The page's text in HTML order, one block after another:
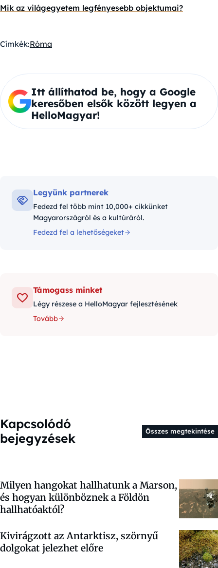
Mik az világegyetem legfényesebb objektumai?
Címkék:Róma
Itt állíthatod be, hogy a Google
keresőben elsők között legyen a
HelloMagyar!
Legyünk partnerek
Fedezd fel több mint 10,000+ cikkünket
Magyarországról és a kultúráról.
Fedezd fel a lehetőségeket
Támogass minket
Légy részese a HelloMagyar fejlesztésének
Tovább
Kapcsolódó
bejegyzések
Összes megtekintése
Milyen hangokat hallhatunk a Marson,
és hogyan különböznek a Földön
hallhatóaktól?
Kivirágzott az Antarktisz, szörnyű
dolgokat jelezhet előre